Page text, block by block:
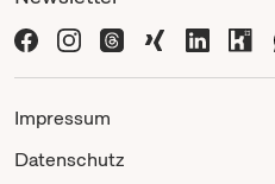
Impressum
Datenschutz